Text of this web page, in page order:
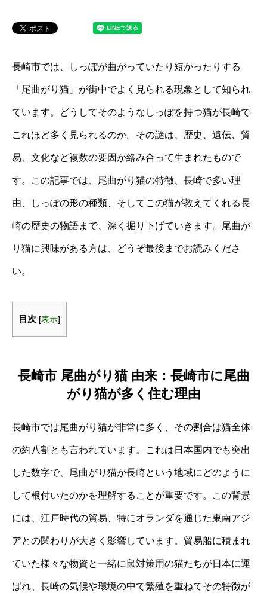
長崎市では、しっぽが曲がっていたり短かったりする
「尾曲がり猫」が街中でよく見られる現象として知られ
ています。どうしてそのようなしっぽを持つ猫が長崎で
これほど多く見られるのか。その謎は、歴史、遺伝、貿
易、文化など複数の要因が絡み合って生まれたもので
す。この記事では、尾曲がり猫の特徴、長崎で多い理
由、しっぽの形の種類、そしてこの猫が教えてくれる長
崎の歴史の物語まで、深く掘り下げていきます。尾曲が
り猫に興味がある方は、どうぞ最後までお読みくださ
い。
目次 [表示]
長崎市 尾曲がり猫 由来：長崎市に尾曲
がり猫が多く住む理由
長崎市では尾曲がり猫が非常に多く、その割合は猫全体
の約八割とも言われています。これは日本国内でも突出
した数字で、尾曲がり猫が長崎という地域にどのように
して根付いたのかを理解することが重要です。この背景
には、江戸時代の貿易、特にオランダを通じた東南アジ
アとの関わりが大きく影響しています。貿易船に積まれ
ていた様々な物資と一緒に鼠対策用の猫たちが日本に運
ばれ、長崎の気候や環境の中で繁殖を重ねてその特徴が